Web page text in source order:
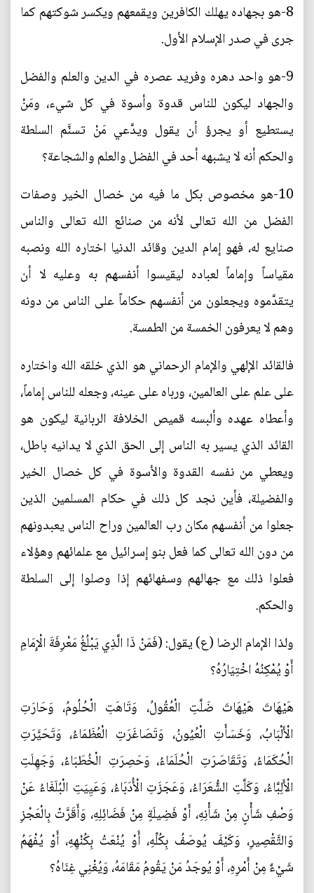
8-هو بجهاده يهلك الكافرين ويقمعهم ويكسر شوكتهم كما
جرى في صدر الإسلام الأول.
9-هو واحد دهره وفريد عصره في الدين والعلم والفضل
والجهاد ليكون للناس قدوة وأسوة في كل شيء، ومَنْ
يستطيع أو يجرؤ أن يقول ويدَّعي مَنْ تسنَّم السلطة
والحكم أنه لا يشبهه أحد في الفضل والعلم والشجاعة؟
10-هو مخصوص بكل ما فيه من خصال الخير وصفات
الفضل من الله تعالى لأنه من صنائع الله تعالى والناس
صنايع له، فهو إمام الدين وقائد الدنيا اختاره الله ونصبه
مقياساً وإماماً لعباده ليقيسوا أنفسهم به وعليه لا أن
يتقدَّموه ويجعلون من أنفسهم حكاماً على الناس من دونه
وهم لا يعرفون الخمسة من الطمسة.
فالقائد الإلهي والإمام الرحماني هو الذي خلقه الله واختاره
على علم على العالمين، ورباه على عينه، وجعله للناس إماماً،
وأعطاه عهده وألبسه قميص الخلافة الربانية ليكون هو
القائد الذي يسير به الناس إلى الحق الذي لا يدانيه باطل،
ويعطي من نفسه القدوة والأسوة في كل خصال الخير
والفضيلة، فأين نجد كل ذلك في حكام المسلمين الذين
جعلوا من أنفسهم مكان رب العالمين وراح الناس يعبدونهم
من دون الله تعالى كما فعل بنو إسرائيل مع علمائهم وهؤلاء
فعلوا ذلك مع جهالهم وسفهائهم إذا وصلوا إلى السلطة
والحكم.
ولذا الإمام الرضا (ع) يقول: (فَمَنْ ذَا الَّذِي يَبْلُغُ مَعْرِفَةَ الْإِمَامِ
أَوْ يُمْكِنُهُ اخْتِيَارُهُ؟
هَيْهَاتَ هَيْهَاتَ ضَلَّتِ الْعُقُولُ، وَتَاهَتِ الْحُلُومُ، وَحَارَتِ
الْأَلْبَابُ، وَخَسَأَتِ الْعُيُونُ‌، وَتَصَاغَرَتِ الْعُظَمَاءُ، وَتَحَيَّرَتِ
الْحُكَمَاءُ، وَتَقَاصَرَتِ الْحُلَمَاءُ، وَحَصِرَتِ الْخُطَبَاءُ، وَجَهِلَتِ
الْأَلِبَّاءُ، وَكَلَّتِ الشُّعَرَاءُ، وَعَجَزَتِ الْأُدَبَاءُ، وَعَيِيَتِ الْبُلَغَاءُ عَنْ
وَصْفِ شَأْنٍ مِنْ شَأْنِهِ، أَوْ فَضِيلَةٍ مِنْ فَضَائِلِهِ، وَأَقَرَّتْ بِالْعَجْزِ
وَالتَّقْصِيرِ، وَكَيْفَ يُوصَفُ بِكُلِّهِ، أَوْ يُنْعَتُ بِكُنْهِهِ، أَوْ يُفْهَمُ
شَيْ‌ءٌ مِنْ أَمْرِهِ، أَوْ يُوجَدُ مَنْ يَقُومُ مَقَامَهُ، وَيُغْنِي غِنَاهُ؟